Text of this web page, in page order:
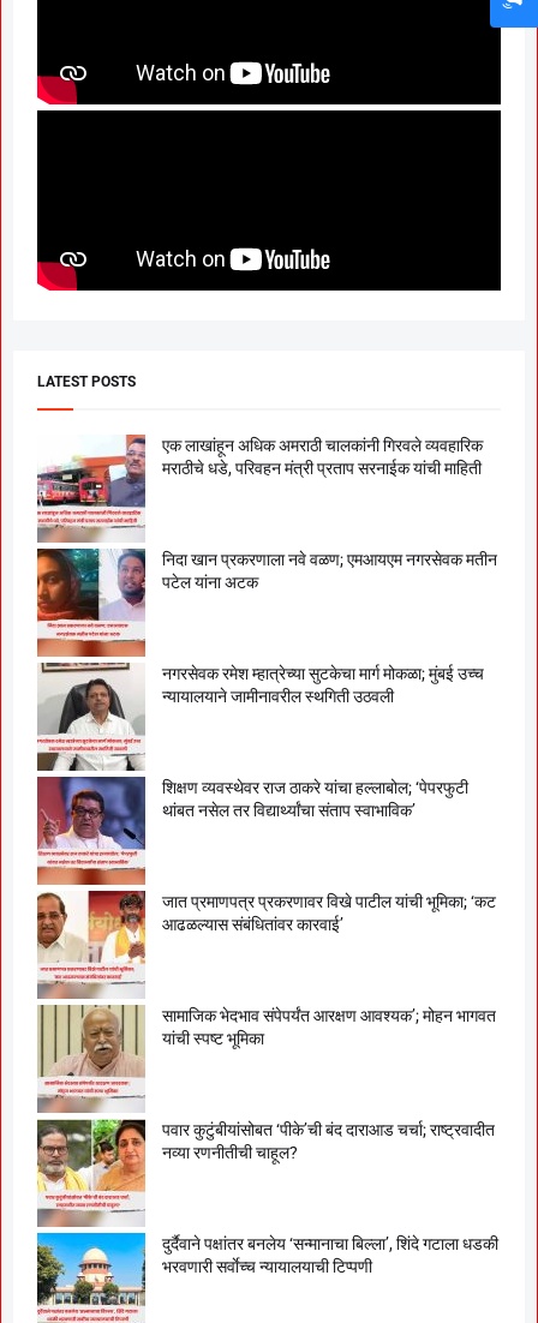
LATEST POSTS
एक लाखांहून अधिक अमराठी चालकांनी गिरवले व्यवहारिक
मराठीचे धडे, परिवहन मंत्री प्रताप सरनाईक यांची माहिती
निदा खान प्रकरणाला नवे वळण; एमआयएम नगरसेवक मतीन
पटेल यांना अटक
नगरसेवक रमेश म्हात्रेच्या सुटकेचा मार्ग मोकळा; मुंबई उच्च
न्यायालयाने जामीनावरील स्थगिती उठवली
शिक्षण व्यवस्थेवर राज ठाकरे यांचा हल्लाबोल; ‘पेपरफुटी
थांबत नसेल तर विद्यार्थ्यांचा संताप स्वाभाविक’
जात प्रमाणपत्र प्रकरणावर विखे पाटील यांची भूमिका; ‘कट
आढळल्यास संबंधितांवर कारवाई’
सामाजिक भेदभाव संपेपर्यंत आरक्षण आवश्यक’; मोहन भागवत
यांची स्पष्ट भूमिका
पवार कुटुंबीयांसोबत ‘पीके’ची बंद दाराआड चर्चा; राष्ट्रवादीत
नव्या रणनीतीची चाहूल?
दुर्दैवाने पक्षांतर बनलेय ‘सन्मानाचा बिल्ला’, शिंदे गटाला धडकी
भरवणारी सर्वाेच्च न्यायालयाची टिप्पणी